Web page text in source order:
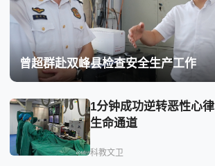
曾超群赴双峰县检查安全生产工作
1分钟成功逆转恶性心律 多学科急救打通
生命通道
科教文卫